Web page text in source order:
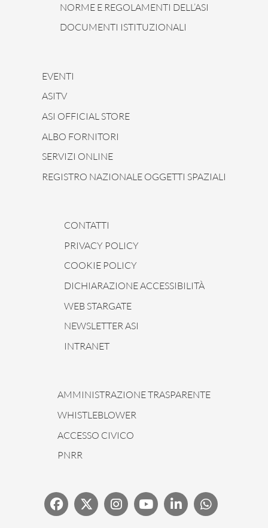
NORME E REGOLAMENTI DELL’ASI
DOCUMENTI ISTITUZIONALI
EVENTI
ASITV
ASI OFFICIAL STORE
ALBO FORNITORI
SERVIZI ONLINE
REGISTRO NAZIONALE OGGETTI SPAZIALI
CONTATTI
PRIVACY POLICY
COOKIE POLICY
DICHIARAZIONE ACCESSIBILITÀ
WEB STARGATE
NEWSLETTER ASI
INTRANET
AMMINISTRAZIONE TRASPARENTE
WHISTLEBLOWER
ACCESSO CIVICO
PNRR